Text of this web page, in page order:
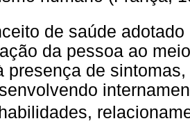
de saúde
da pessoa ao
presença de